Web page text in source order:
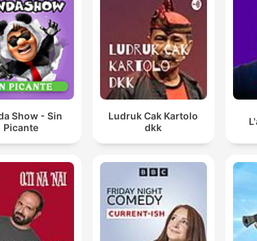
Show - Sin
Picante
Ludruk Cak Kartolo
dkk